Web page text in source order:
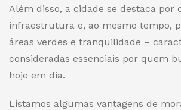
Além disso, a cidade se destaca por
infraestrutura e, ao mesmo tempo,
áreas verdes e tranquilidade –
consideradas essenciais por quem
hoje em dia.
Listamos algumas vantagens de